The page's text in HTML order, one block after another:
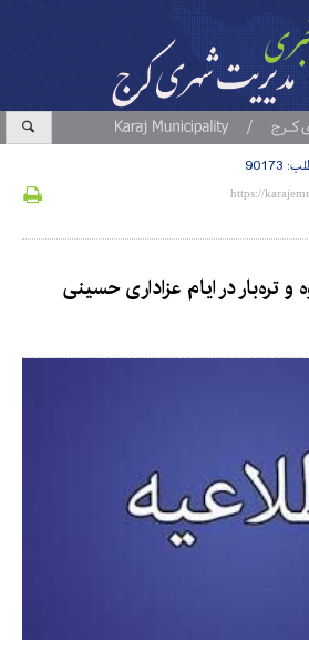
90173
و تره‌بار در ایام عزاداری حسینی